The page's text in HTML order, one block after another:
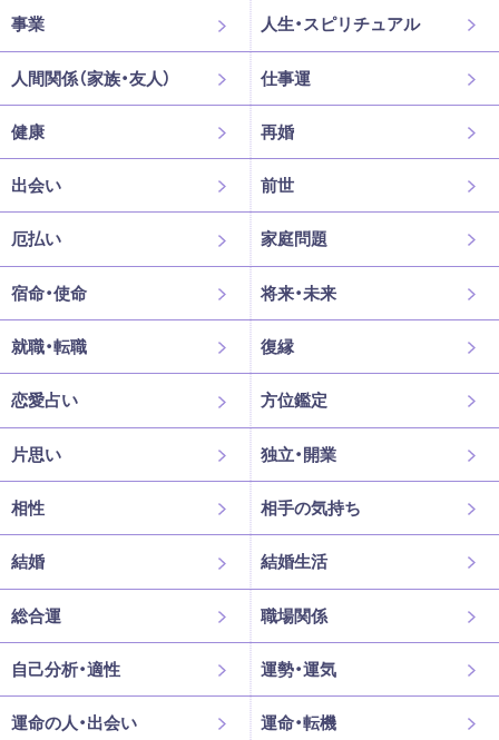
事業 人生・スピリチュアル
人間関係（家族・友人） 仕事運
健康 再婚
出会い 前世
厄払い 家庭問題
宿命・使命 将来・未来
就職・転職 復縁
恋愛占い 方位鑑定
片思い 独立・開業
相性 相手の気持ち
結婚 結婚生活
総合運 職場関係
自己分析・適性 運勢・運気
運命の人・出会い 運命・転機